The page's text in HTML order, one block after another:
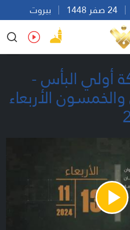
بيروت
Ar En Fr Es
أولي البأس -
والخمسون الأربعاء
Play
Video